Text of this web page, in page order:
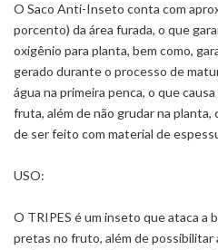
O Saco Anti-Inseto conta com
porcento) da área furada, o que
oxigênio para planta, bem como,
gerado durante o processo de
água na primeira penca, o que
fruta, além de não grudar na planta,
de ser feito com material de
USO:
O TRIPES é um inseto que ataca a
pretas no fruto, além de possibilitar